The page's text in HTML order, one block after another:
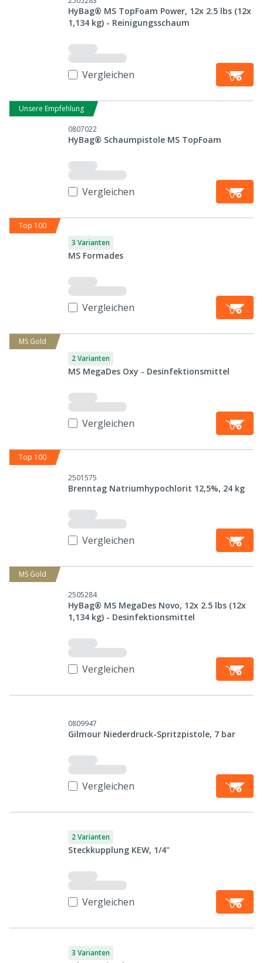
HyBag® MS TopFoam Power, 12x 2.5 lbs (12x
1,134 kg) - Reinigungsschaum
Vergleichen
Unsere Empfehlung
0807022
HyBag® Schaumpistole MS TopFoam
Vergleichen
Top 100
3 Varianten
MS Formades
Vergleichen
MS Gold
2 Varianten
MS MegaDes Oxy - Desinfektionsmittel
Vergleichen
Top 100
2501575
Brenntag Natriumhypochlorit 12,5%, 24 kg
Vergleichen
MS Gold
2505284
HyBag® MS MegaDes Novo, 12x 2.5 lbs (12x
1,134 kg) - Desinfektionsmittel
Vergleichen
0809947
Gilmour Niederdruck-Spritzpistole, 7 bar
Vergleichen
2 Varianten
Steckkupplung KEW, 1/4"
Vergleichen
3 Varianten